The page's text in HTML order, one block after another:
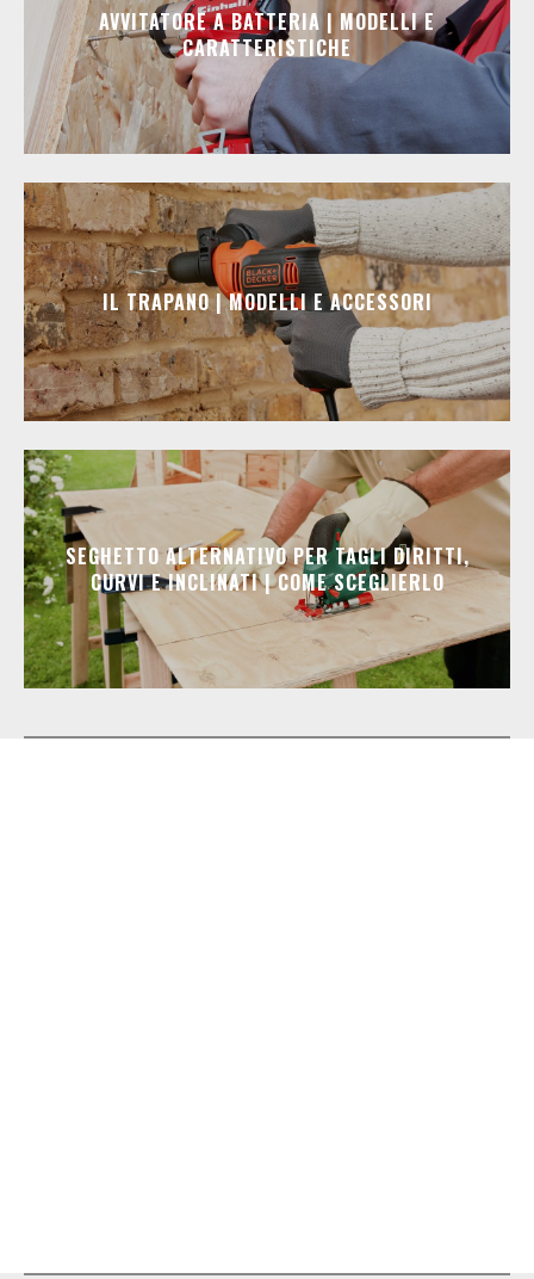
AVVITATORE A BATTERIA | MODELLI E
CARATTERISTICHE
IL TRAPANO | MODELLI E ACCESSORI
SEGHETTO ALTERNATIVO PER TAGLI DIRITTI,
CURVI E INCLINATI | COME SCEGLIERLO